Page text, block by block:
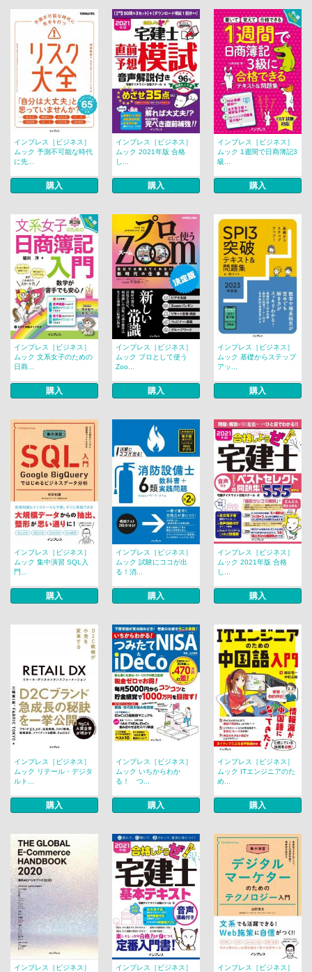
インプレス［ビジネス］
ムック 予測不可能な時代
に先...
購入
インプレス［ビジネス］
ムック 2021年版 合格
し...
購入
インプレス［ビジネス］
ムック 1週間で日商簿記3
級...
購入
インプレス［ビジネス］
ムック 文系女子のための
日商...
購入
インプレス［ビジネス］
ムック プロとして使う
Zoo...
購入
インプレス［ビジネス］
ムック 基礎からステップ
アッ...
購入
インプレス［ビジネス］
ムック 集中演習 SQL入
門...
購入
インプレス［ビジネス］
ムック 試験にココが出
る！消...
購入
インプレス［ビジネス］
ムック 2021年版 合格
し...
購入
インプレス［ビジネス］
ムック リテール・デジタ
ルト...
購入
インプレス［ビジネス］
ムック いちからわか
る！ つ...
購入
インプレス［ビジネス］
ムック ITエンジニアのた
め...
購入
インプレス［ビジネス］
インプレス［ビジネス］
インプレス［ビジネス］